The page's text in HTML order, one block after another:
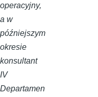
operacyjny,
a w
późniejszym
okresie
konsultant
IV
Departamen